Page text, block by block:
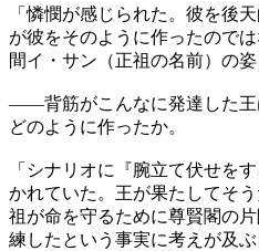
「憐憫が感じられた。彼を後
が彼をそのように作ったので
間イ・サン（正祖の名前）の姿
――背筋がこんなに発達した王
どのように作ったか。
「シナリオに『腕立て伏せを
かれていた。王が果たしてそ
祖が命を守るために尊賢閣の
練したという事実に考えが及